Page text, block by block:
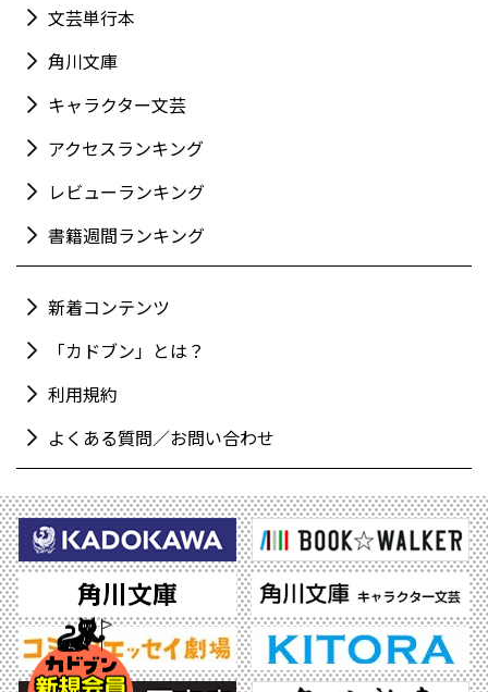
文芸単行本
角川文庫
キャラクター文芸
アクセスランキング
レビューランキング
書籍週間ランキング
新着コンテンツ
「カドブン」とは？
利用規約
よくある質問／お問い合わせ